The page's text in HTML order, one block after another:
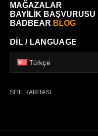
MAĞAZALAR
BAYİLİK BAŞVURUSU
BADBEAR BLOG
DİL / LANGUAGE
Türkçe
SİTE HARİTASI